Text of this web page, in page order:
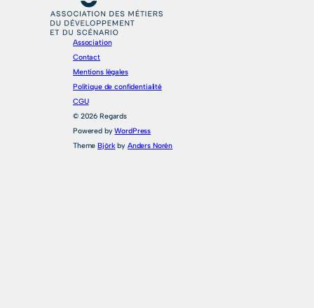
Association
Contact
Mentions légales
Politique de confidentialité
CGU
© 2026 Regards
Powered byWordPress
ThemeBjörk by Anders Norén